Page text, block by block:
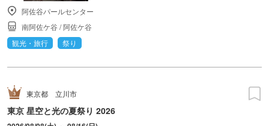
阿佐谷パールセンター
南阿佐ケ谷 /阿佐ケ谷
観光・旅行
祭り
東京都 立川市
東京 星空と光の夏祭り 2026